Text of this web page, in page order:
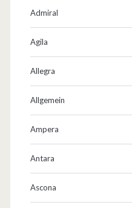
Admiral
Agila
Allegra
Allgemein
Ampera
Antara
Ascona